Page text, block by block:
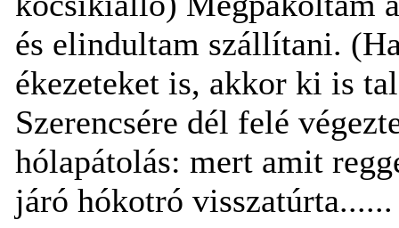
és elindultam szállítani.
ékezeteket is, akkor ki is
Szerencsére dél felé
hólapátolás: mert amit
járó hókotró visszatúrta......